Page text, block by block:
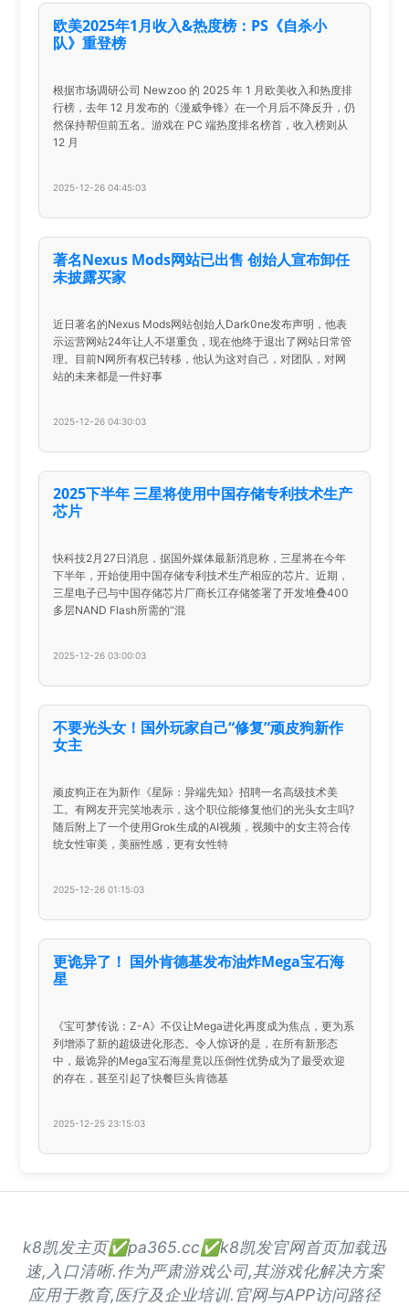
欧美2025年1月收入&热度榜：PS《自杀小
队》重登榜
根据市场调研公司 Newzoo 的 2025 年 1 月欧美收入和热度排
行榜，去年 12 月发布的《漫威争锋》在一个月后不降反升，仍
然保持帮但前五名。游戏在 PC 端热度排名榜首，收入榜则从
12 月
2025-12-26 04:45:03
著名Nexus Mods网站已出售 创始人宣布卸任
未披露买家
近日著名的Nexus Mods网站创始人Dark0ne发布声明，他表
示运营网站24年让人不堪重负，现在他终于退出了网站日常管
理。目前N网所有权已转移，他认为这对自己，对团队，对网
站的未来都是一件好事
2025-12-26 04:30:03
2025下半年 三星将使用中国存储专利技术生产
芯片
快科技2月27日消息，据国外媒体最新消息称，三星将在今年
下半年，开始使用中国存储专利技术生产相应的芯片。近期，
三星电子已与中国存储芯片厂商长江存储签署了开发堆叠400
多层NAND Flash所需的“混
2025-12-26 03:00:03
不要光头女！国外玩家自己“修复”顽皮狗新作
女主
顽皮狗正在为新作《星际：异端先知》招聘一名高级技术美
工。有网友开完笑地表示，这个职位能修复他们的光头女主吗?
随后附上了一个使用Grok生成的AI视频，视频中的女主符合传
统女性审美，美丽性感，更有女性特
2025-12-26 01:15:03
更诡异了！ 国外肯德基发布油炸Mega宝石海
星
《宝可梦传说：Z-A》不仅让Mega进化再度成为焦点，更为系
列增添了新的超级进化形态。令人惊讶的是，在所有新形态
中，最诡异的Mega宝石海星竟以压倒性优势成为了最受欢迎
的存在，甚至引起了快餐巨头肯德基
2025-12-25 23:15:03
k8凯发主页✅pa365.cc✅k8凯发官网首页加载迅
速,入口清晰.作为严肃游戏公司,其游戏化解决方案
应用于教育,医疗及企业培训.官网与APP访问路径